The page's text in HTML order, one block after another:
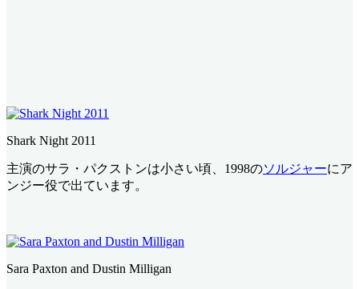
Shark Night 2011
主演のサラ・パクストンは小さい頃、1998のソルジャーにア
ンジー役で出ています。
Sara Paxton and Dustin Milligan